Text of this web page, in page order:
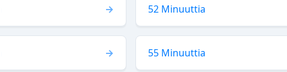
52 Minuuttia
55 Minuuttia